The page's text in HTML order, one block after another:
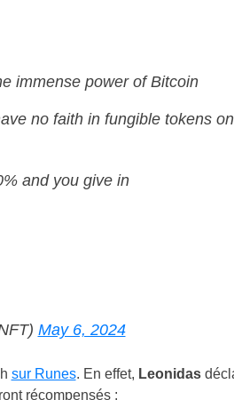
immense power of Bitcoin
no faith in fungible tokens
and you give in
May 6, 2024
sur Runes. En effet, Leonidas
récompensés :